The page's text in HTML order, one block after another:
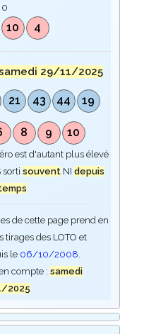
0
10 4
29/11/2025
21 43 44 19
8 9 10
est d'autant plus élevé
sortisouvent NIdepuis
de cette page prend en
des LOTO et
le 06/10/2008.
compte :samedi
2025